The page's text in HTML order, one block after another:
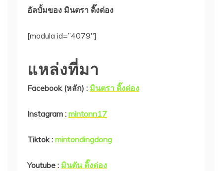
อัลบั้มของ มินตรา ดิ๊งด่อง
[modula id=”4079″]
แหล่งที่มา
Facebook (หลัก) : มินตรา ดิ๊งด่อง
Instagram : mintonn17
Tiktok : mintondingdong
Youtube : มินตัน ดิ๊งด่อง